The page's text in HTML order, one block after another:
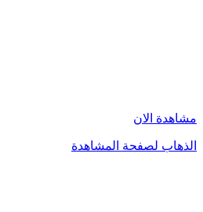
مشاهدة الان
الذهاب لصفحة المشاهدة